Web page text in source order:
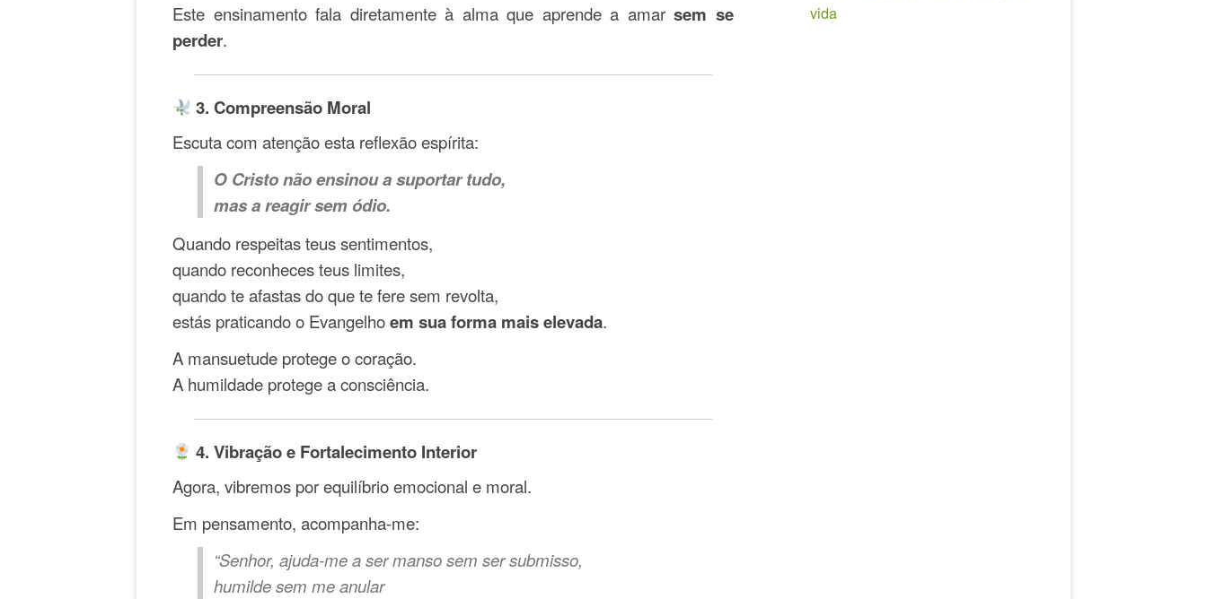
Este ensinamento fala diretamente à alma que aprende a amarsem se
perder.
3. Compreensão Moral
Escuta com atenção esta reflexão espírita:
O Cristo não ensinou a suportar tudo,
mas a reagir sem ódio.
Quando respeitas teus sentimentos,
quando reconheces teus limites,
quando te afastas do que te fere sem revolta,
estás praticando o Evangelhoem sua forma mais elevada.
A mansuetude protege o coração.
A humildade protege a consciência.
4. Vibração e Fortalecimento Interior
Agora, vibremos por equilíbrio emocional e moral.
Em pensamento, acompanha-me:
“Senhor, ajuda-me a ser manso sem ser submisso,
humilde sem me anular
vida